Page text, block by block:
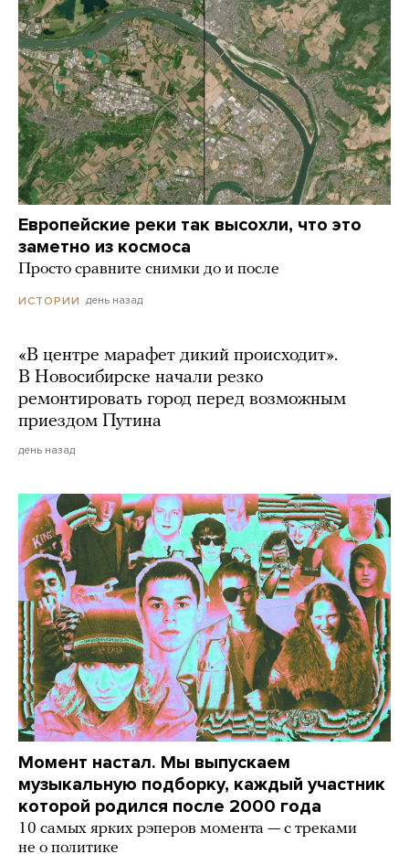
Европейские реки так высохли, что это
заметно из космоса
Просто сравните снимки до и после
ИСТОРИИ день назад
«В центре марафет дикий происходит».
В Новосибирске начали резко
ремонтировать город перед возможным
приездом Путина
день назад
Момент настал. Мы выпускаем
музыкальную подборку, каждый участник
которой родился после 2000 года
10 самых ярких рэперов момента — с треками
не о политике